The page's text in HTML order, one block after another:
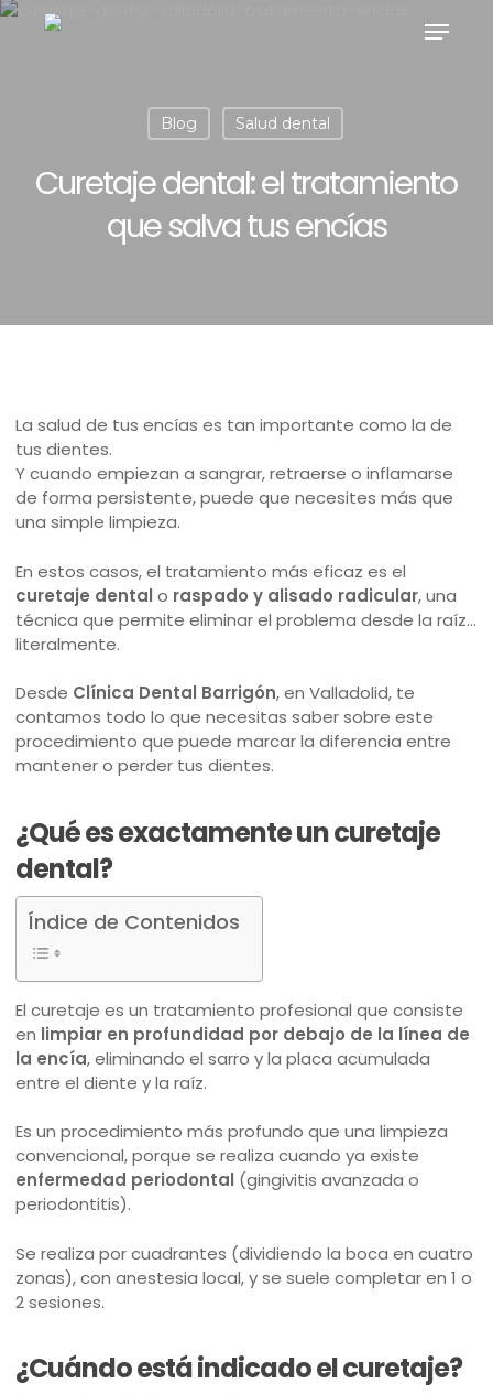
Skip
Menu
Blog Salud dental
Curetaje dental: el tratamiento
que salva tus encías
La salud de tus encías es tan importante como la de
tus dientes.
Y cuando empiezan a sangrar, retraerse o inflamarse
de forma persistente, puede que necesites más que
una simple limpieza.
En estos casos, el tratamiento más eficaz es el
curetaje dental o raspado y alisado radicular, una
técnica que permite eliminar el problema desde la raíz…
literalmente.
Desde Clínica Dental Barrigón, en Valladolid, te
contamos todo lo que necesitas saber sobre este
procedimiento que puede marcar la diferencia entre
mantener o perder tus dientes.
¿Qué es exactamente un curetaje
dental?
Índice de Contenidos
El curetaje es un tratamiento profesional que consiste
en limpiar en profundidad por debajo de la línea de
la encía, eliminando el sarro y la placa acumulada
entre el diente y la raíz.
Es un procedimiento más profundo que una limpieza
convencional, porque se realiza cuando ya existe
enfermedad periodontal (gingivitis avanzada o
periodontitis).
Se realiza por cuadrantes (dividiendo la boca en cuatro
zonas), con anestesia local, y se suele completar en 1 o
2 sesiones.
¿Cuándo está indicado el curetaje?